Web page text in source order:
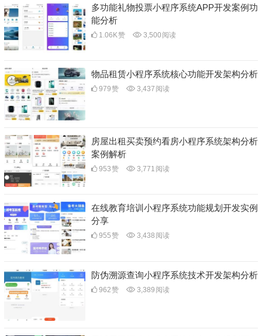
多功能礼物投票小程序系统APP开发案例功
能分析
1.06K赞 3,500 阅读
物品租赁小程序系统核心功能开发架构分析
979赞 3,437 阅读
房屋出租买卖预约看房小程序系统架构分析
案例解析
953赞 3,771 阅读
在线教育培训小程序系统功能规划开发实例
分享
955赞 3,438 阅读
防伪溯源查询小程序系统技术开发架构分析
962赞 3,389 阅读